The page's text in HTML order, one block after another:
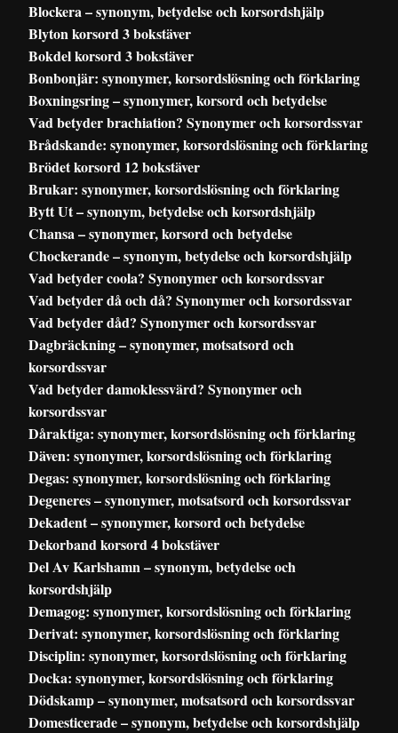
Blockera – synonym, betydelse och korsordshjälp
Blyton korsord 3 bokstäver
Bokdel korsord 3 bokstäver
Bonbonjär: synonymer, korsordslösning och förklaring
Boxningsring – synonymer, korsord och betydelse
Vad betyder brachiation? Synonymer och korsordssvar
Brådskande: synonymer, korsordslösning och förklaring
Brödet korsord 12 bokstäver
Brukar: synonymer, korsordslösning och förklaring
Bytt Ut – synonym, betydelse och korsordshjälp
Chansa – synonymer, korsord och betydelse
Chockerande – synonym, betydelse och korsordshjälp
Vad betyder coola? Synonymer och korsordssvar
Vad betyder då och då? Synonymer och korsordssvar
Vad betyder dåd? Synonymer och korsordssvar
Dagbräckning – synonymer, motsatsord och
korsordssvar
Vad betyder damoklessvärd? Synonymer och
korsordssvar
Dåraktiga: synonymer, korsordslösning och förklaring
Däven: synonymer, korsordslösning och förklaring
Degas: synonymer, korsordslösning och förklaring
Degeneres – synonymer, motsatsord och korsordssvar
Dekadent – synonymer, korsord och betydelse
Dekorband korsord 4 bokstäver
Del Av Karlshamn – synonym, betydelse och
korsordshjälp
Demagog: synonymer, korsordslösning och förklaring
Derivat: synonymer, korsordslösning och förklaring
Disciplin: synonymer, korsordslösning och förklaring
Docka: synonymer, korsordslösning och förklaring
Dödskamp – synonymer, motsatsord och korsordssvar
Domesticerade – synonym, betydelse och korsordshjälp